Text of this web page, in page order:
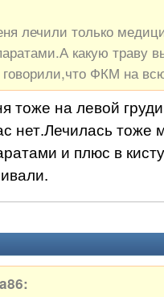
лечили только
какую траву
ФКМ на
тоже на левой
нет.Лечилась тоже
и плюс в